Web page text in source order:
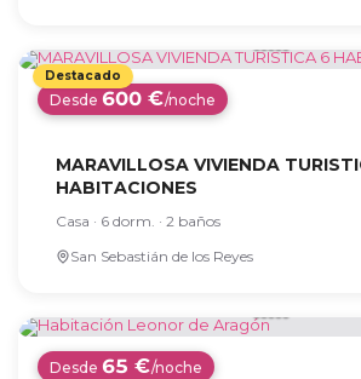
Desde600 €/noche
MARAVILLOSA VIVIENDA
HABITACIONES
Casa · 6 dorm. · 2 baños
San Sebastián de los Reyes
Desde65 €/noche